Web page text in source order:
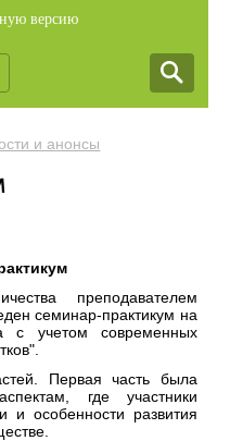
версию
и анонсы
преподавателем
семинар-практикум на
с учетом современных
Первая часть была
где участники
и особенности развития